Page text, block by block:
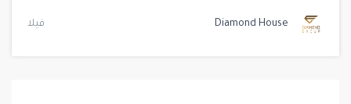
Diamond House فيلا